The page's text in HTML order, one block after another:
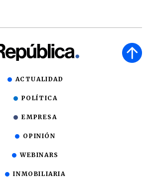
ACTUALIDAD
POLÍTICA
EMPRESA
OPINIÓN
WEBINARS
INMOBILIARIA